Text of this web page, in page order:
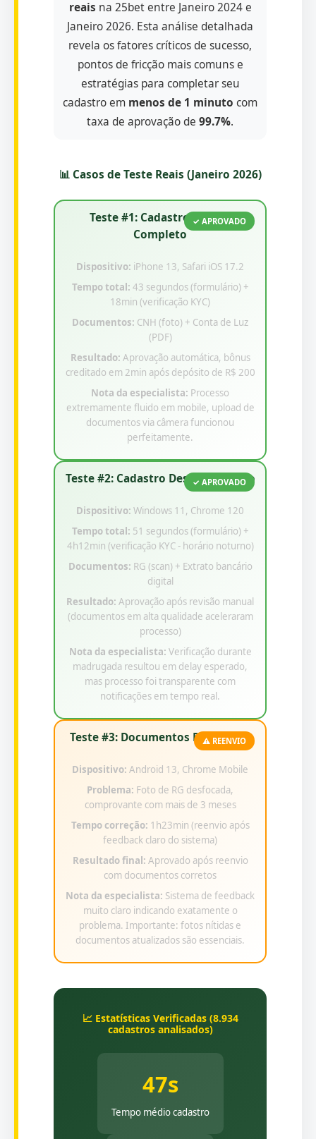
reais na 25bet entre Janeiro 2024 e
Janeiro 2026. Esta análise detalhada
revela os fatores críticos de sucesso,
pontos de fricção mais comuns e
estratégias para completar seu
cadastro em menos de 1 minuto com
taxa de aprovação de 99.7%.
📊 Casos de Teste Reais (Janeiro 2026)
✓ APROVADO
Teste #1: Cadastro Mobile
Completo
Dispositivo: iPhone 13, Safari iOS 17.2
Tempo total: 43 segundos (formulário) +
18min (verificação KYC)
Documentos: CNH (foto) + Conta de Luz
(PDF)
Resultado: Aprovação automática, bônus
creditado em 2min após depósito de R$ 200
Nota da especialista: Processo
extremamente fluido em mobile, upload de
documentos via câmera funcionou
perfeitamente.
✓ APROVADO
Teste #2: Cadastro Desktop Rápido
Dispositivo: Windows 11, Chrome 120
Tempo total: 51 segundos (formulário) +
4h12min (verificação KYC - horário noturno)
Documentos: RG (scan) + Extrato bancário
digital
Resultado: Aprovação após revisão manual
(documentos em alta qualidade aceleraram
processo)
Nota da especialista: Verificação durante
madrugada resultou em delay esperado,
mas processo foi transparente com
notificações em tempo real.
⚠️ REENVIO
Teste #3: Documentos Rejeitados
Dispositivo: Android 13, Chrome Mobile
Problema: Foto de RG desfocada,
comprovante com mais de 3 meses
Tempo correção: 1h23min (reenvio após
feedback claro do sistema)
Resultado final: Aprovado após reenvio
com documentos corretos
Nota da especialista: Sistema de feedback
muito claro indicando exatamente o
problema. Importante: fotos nítidas e
documentos atualizados são essenciais.
📈 Estatísticas Verificadas (8.934
cadastros analisados)
47s
Tempo médio cadastro